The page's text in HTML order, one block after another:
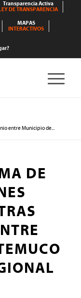
Transparencia Activa
DE TRANSPARENCIA
MAPAS
INTERACTIVOS
entre Municipio de...
DE